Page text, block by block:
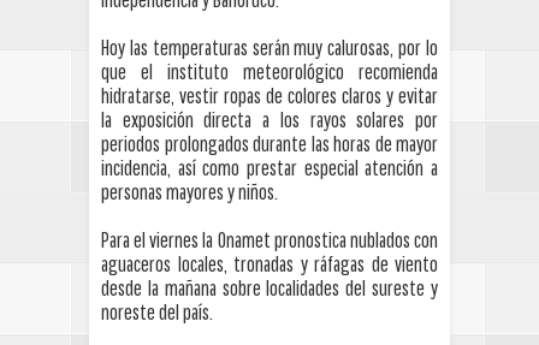
Hoy las temperaturas serán muy calurosas, por lo
que el instituto meteorológico recomienda
hidratarse, vestir ropas de colores claros y evitar
la exposición directa a los rayos solares por
periodos prolongados durante las horas de mayor
incidencia, así como prestar especial atención a
personas mayores y niños.
Para el viernes la Onamet pronostica nublados con
aguaceros locales, tronadas y ráfagas de viento
desde la mañana sobre localidades del sureste y
noreste del país.